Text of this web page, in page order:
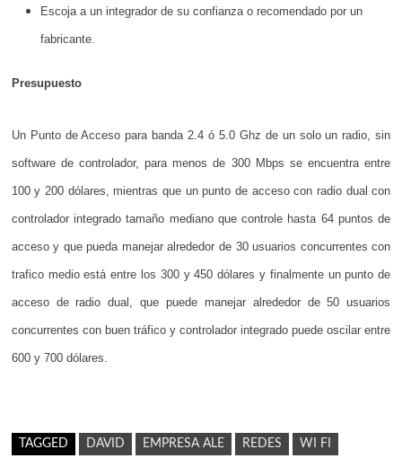
Escoja a un integrador de su confianza o recomendado por un
fabricante.
Presupuesto
Un Punto de Acceso para banda 2.4 ó 5.0 Ghz de un solo un radio, sin
software de controlador, para menos de 300 Mbps se encuentra entre
100 y 200 dólares, mientras que un punto de acceso con radio dual con
controlador integrado tamaño mediano que controle hasta 64 puntos de
acceso y que pueda manejar alrededor de 30 usuarios concurrentes con
trafico medio está entre los 300 y 450 dólares y finalmente un punto de
acceso de radio dual, que puede manejar alrededor de 50 usuarios
concurrentes con buen tráfico y controlador integrado puede oscilar entre
600 y 700 dólares.
TAGGED DAVID EMPRESA ALE REDES WI FI